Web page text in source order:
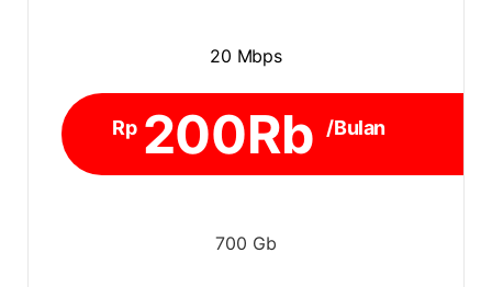
20 Mbps
Rp 200Rb /Bulan
700 Gb